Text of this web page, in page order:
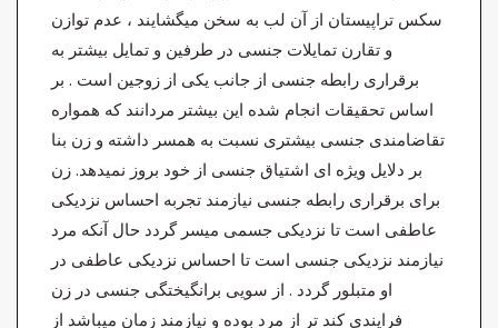
سکس تراپیستان از آن لب به سخن میگشایند ، عدم توازن
و تقارن تمایلات جنسی در طرفین و تمایل بیشتر به
برقراری رابطه جنسی از جانب یکی از زوجین است . بر
اساس تحقیقات انجام شده این بیشتر مردانند که همواره
تقاضامندی جنسی بیشتری نسبت به همسر داشته و زن بنا
بر دلایل ویژه ای اشتیاق جنسی از خود بروز نمیدهد. زن
برای برقراری رابطه جنسی نیازمند تجربه احساس نزدیکی
عاطفی است تا نزدیکی جسمی میسر گردد حال آنکه مرد
نیازمند نزدیکی جنسی است تا احساس نزدیکی عاطفی در
او متبلور گردد . از سویی برانگیختگی جنسی در زن
فرایندی کند تر از مرد بوده و نیازمند زمان میباشد از